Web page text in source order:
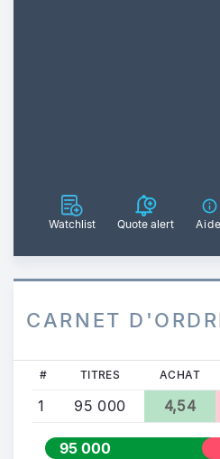
Watchlist Quote alert Aide
CARNET
# TITRES ACHAT
1 95 000 4,54
95 000